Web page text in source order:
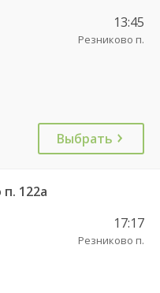
13:45
Резниково п.
Выбрать
122а
17:17
Резниково п.